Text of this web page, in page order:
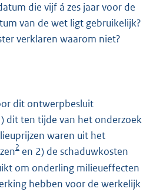
die vijf á zes jaar voor de
van de wet ligt gebruikelijk?
verklaren waarom niet?
dit ontwerpbesluit
dit ten tijde van het onderzoek
waren uit het
2 en 2) de schaduwkosten
om onderling milieueffecten
hebben voor de werkelijk